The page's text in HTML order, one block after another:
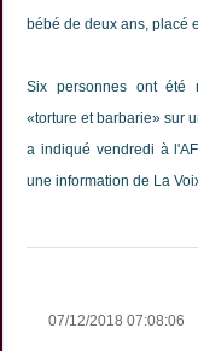
bébé de deux ans, placé
Six personnes ont été
«torture et barbarie» sur
a indiqué vendredi à
une information de La
07/12/2018 07:08:06